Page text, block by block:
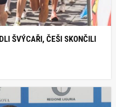
ŠVÝCAŘI, ČEŠI SKONČILI